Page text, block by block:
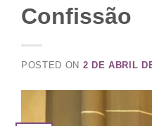
Confissão
POSTED ON 2 DE ABRIL